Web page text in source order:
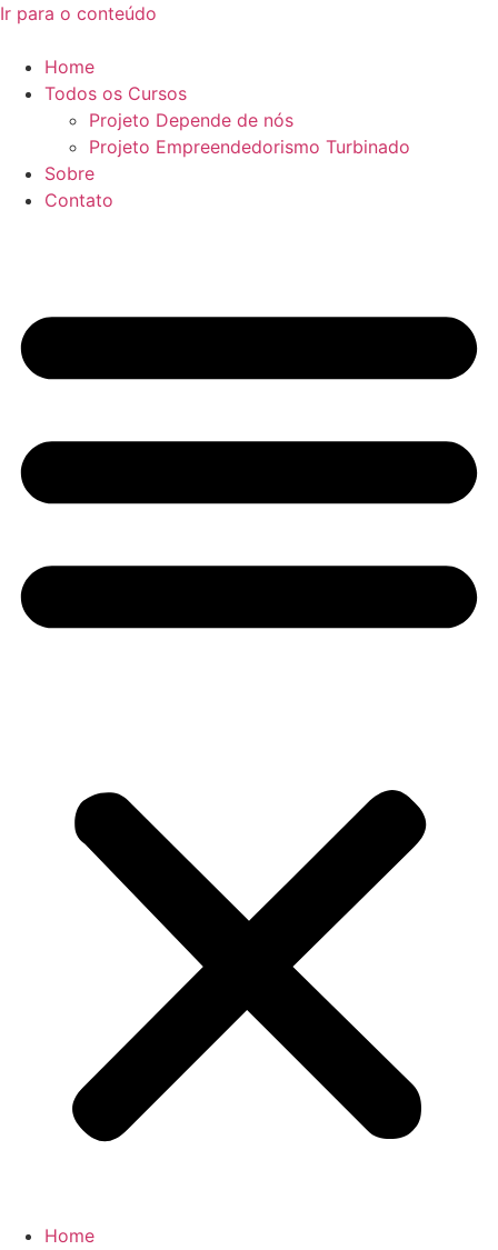
Ir para o conteúdo
Home
Todos os Cursos
Projeto Depende de nós
Projeto Empreendedorismo Turbinado
Sobre
Contato
Home